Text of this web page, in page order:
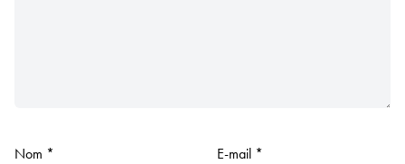
Nom * E-mail *